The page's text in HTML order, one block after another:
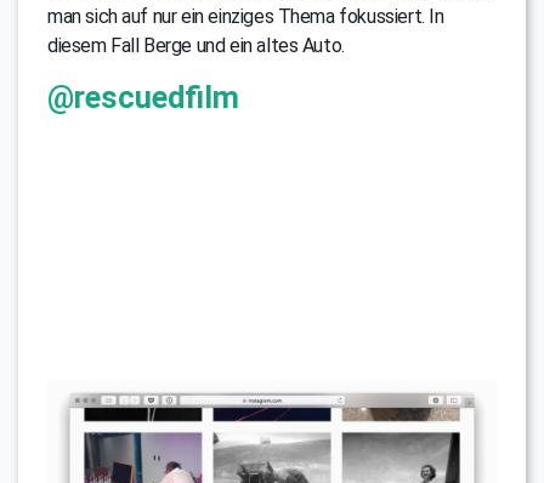
man sich auf nur ein einziges Thema fokussiert. In
diesem Fall Berge und ein altes Auto.
@rescuedfilm